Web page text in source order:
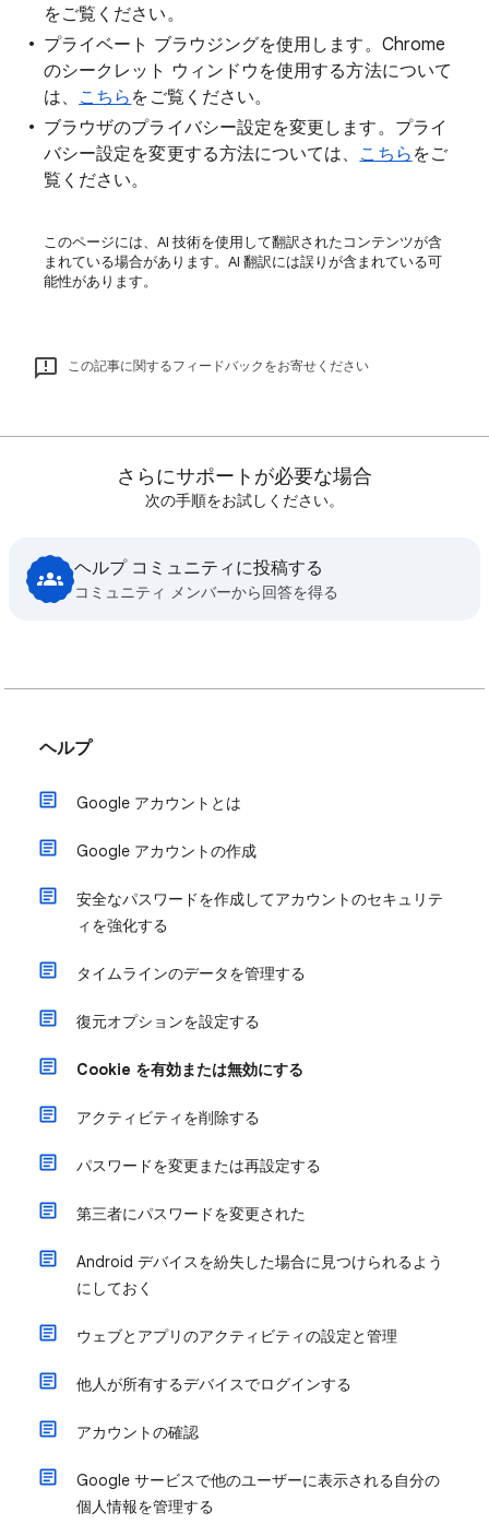
をご覧ください。
プライベート ブラウジングを使用します。Chrome
のシークレット ウィンドウを使用する方法について
は、 こちら をご覧ください。
ブラウザのプライバシー設定を変更します。プライ
バシー設定を変更する方法については、 こちら をご
覧ください。
このページには、AI 技術を使用して翻訳されたコンテンツが含
まれている場合があります。AI 翻訳には誤りが含まれている可
能性があります。
この記事に関するフィードバックをお寄せください
さらにサポートが必要な場合
次の手順をお試しください。
ヘルプ コミュニティに投稿する
コミュニティ メンバーから回答を得る
ヘルプ
Google アカウントとは
Google アカウントの作成
安全なパスワードを作成してアカウントのセキュリテ
ィを強化する
タイムラインのデータを管理する
復元オプションを設定する
Cookie を有効または無効にする
アクティビティを削除する
パスワードを変更または再設定する
第三者にパスワードを変更された
Android デバイスを紛失した場合に見つけられるよう
にしておく
ウェブとアプリのアクティビティの設定と管理
他人が所有するデバイスでログインする
アカウントの確認
Google サービスで他のユーザーに表示される自分の
個人情報を管理する